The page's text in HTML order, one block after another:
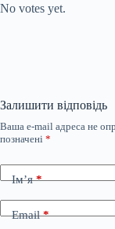
No votes yet.
Залишити відповідь
Ваша e-mail адреса не
позначені *
Ім’я*
Email*